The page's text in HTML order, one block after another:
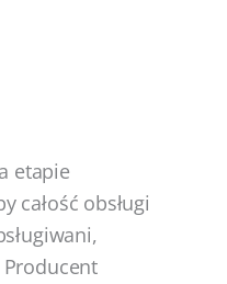
etapie
całość obsługi